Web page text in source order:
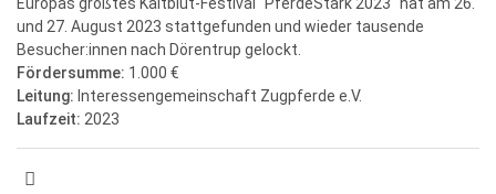
und 27. August 2023 stattgefunden und wieder tausende
Besucher:innen nach Dörentrup gelockt.
Fördersumme: 1.000 €
Leitung: Interessengemeinschaft Zugpferde e.V.
Laufzeit: 2023